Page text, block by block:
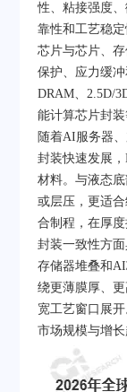
性、粘接强度
靠性和工艺稳
芯片与芯片、
保护、应力缓
DRAM、2.5D/
能计算芯片封装
随着AI服务器
封装快速发展
材料。与液态
或层压，更适
合制程，在厚
封装一致性方
存储器堆叠和
绕更薄膜厚、
宽工艺窗口展开
市场规模与增